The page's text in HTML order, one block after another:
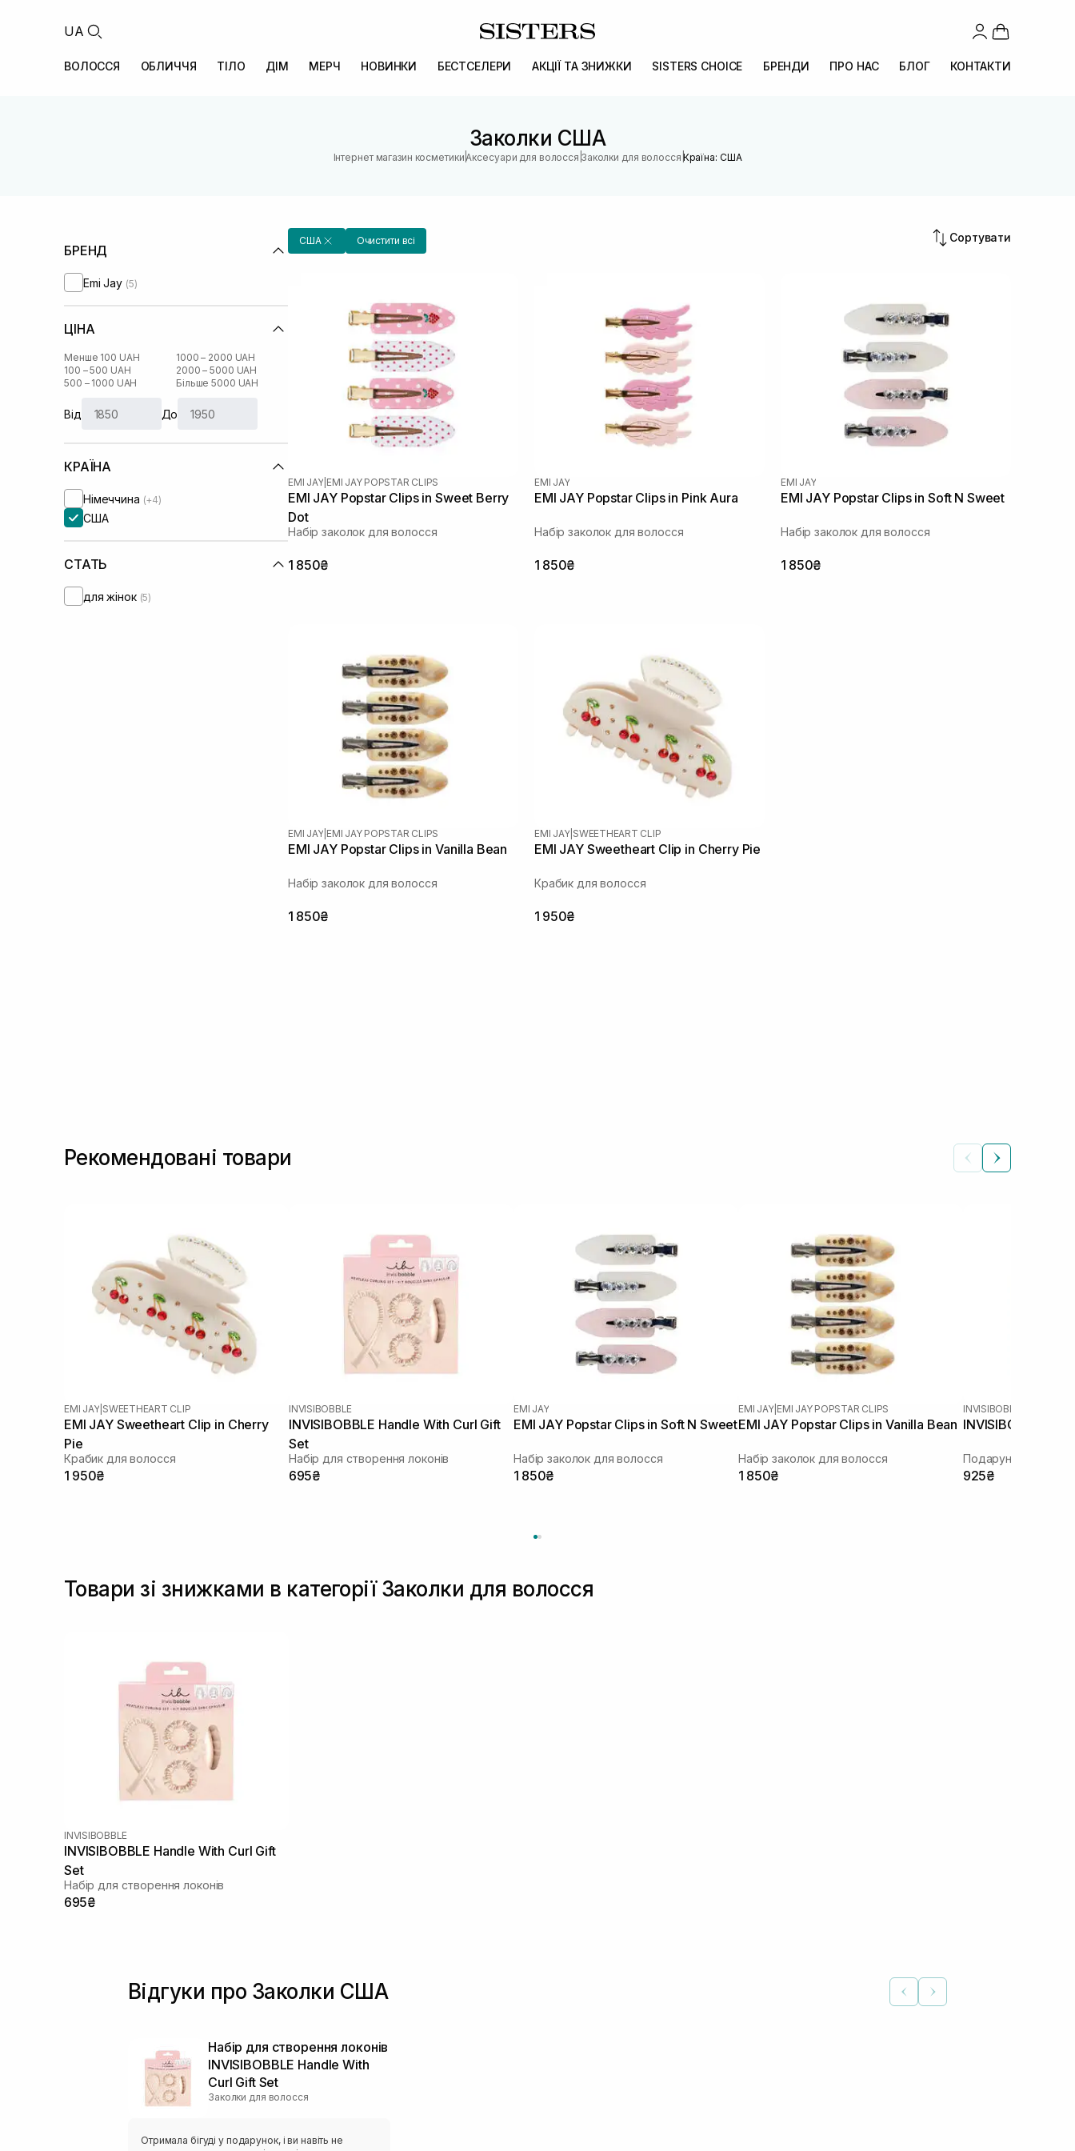
UA
ВОЛОССЯ ОБЛИЧЧЯ ТІЛО ДІМ МЕРЧ НОВИНКИ БЕСТСЕЛЕРИ АКЦІЇ ТА ЗНИЖКИ SISTERS CHOICE БРЕНДИ ПРО НАС БЛОГ КОНТАКТИ
Заколки США
Інтернет магазин косметики |Аксесуари для волосся |Заколки для волосся |Країна: США
БРЕНД
Emi Jay (5)
ЦІНА
Менше 100 UAH
100 – 500 UAH
500 – 1000 UAH
1000 – 2000 UAH
2000 – 5000 UAH
Більше 5000 UAH
Від До
КРАЇНА
Німеччина (+4)
США
СТАТЬ
для жінок (5)
США Очистити всі Сортувати
EMI JAY EMI JAY POPSTAR CLIPS
EMI JAY Popstar Clips in Sweet Berry
Dot
Набір заколок для волосся
1 850₴
EMI JAY
EMI JAY Popstar Clips in Pink Aura
Набір заколок для волосся
1 850₴
EMI JAY
EMI JAY Popstar Clips in Soft N Sweet
Набір заколок для волосся
1 850₴
EMI JAY EMI JAY POPSTAR CLIPS
EMI JAY Popstar Clips in Vanilla Bean
Набір заколок для волосся
1 850₴
EMI JAY SWEETHEART CLIP
EMI JAY Sweetheart Clip in Cherry Pie
Крабик для волосся
1 950₴
Рекомендовані товари
EMI JAY SWEETHEART CLIP
EMI JAY Sweetheart Clip in Cherry
Pie
Крабик для волосся
1 950₴
INVISIBOBBLE
INVISIBOBBLE Handle With Curl Gift
Set
Набір для створення локонів
695₴
EMI JAY
EMI JAY Popstar Clips in Soft N Sweet
Набір заколок для волосся
1 850₴
EMI JAY EMI JAY POPSTAR CLIPS
EMI JAY Popstar Clips in Vanilla Bean
Набір заколок для волосся
1 850₴
INVISIBOBBLE
INVISIBOBBLE
925₴
Товари зі знижками в категорії Заколки для волосся
INVISIBOBBLE
INVISIBOBBLE Handle With Curl Gift
Set
Набір для створення локонів
695₴
Відгуки про Заколки США
Набір для створення локонів
INVISIBOBBLE Handle With
Curl Gift Set
Заколки для волосся
Отримала бігуді у подарунок, і ви навіть не